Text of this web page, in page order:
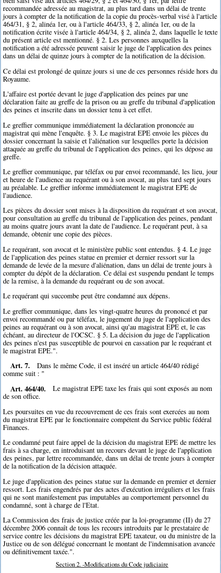
recommandée adressée au magistrat, au plus tard dans un délai de trente
jours à compter de la notification de la copie du procès-verbal visé à l'article
464/31, § 2, alinéa 1er, ou à l'article 464/33, § 2, alinéa 1er, ou de la
notification écrite visée à l'article 464/34, § 2, alinéa 2, dans laquelle le texte
du présent article est mentionné. § 2. Les personnes auxquelles la
notification a été adressée peuvent saisir le juge de l'application des peines
dans un délai de quinze jours à compter de la notification de la décision.
Ce délai est prolongé de quinze jours si une de ces personnes réside hors du
Royaume.
L'affaire est portée devant le juge d'application des peines par une
déclaration faite au greffe de la prison ou au greffe du tribunal d'application
des peines et inscrite dans un dossier tenu à cet effet.
Le greffier communique immédiatement la déclaration prononcée au
magistrat qui mène l'enquête. § 3. Le magistrat EPE envoie les pièces du
dossier concernant la saisie et l'aliénation sur lesquelles porte la décision
attaquée au greffe du tribunal de l'application des peines, qui les dépose au
greffe.
Le greffier communique, par téléfax ou par envoi recommandé, les lieu, jour
et heure de l'audience au requérant ou à son avocat, au plus tard sept jours
au préalable. Le greffier informe immédiatement le magistrat EPE de
l'audience.
Les pièces du dossier sont mises à la disposition du requérant et son avocat,
pour consultation au greffe du tribunal de l'application des peines, pendant
au moins quatre jours avant la date de l'audience. Le requérant peut, à sa
demande, obtenir une copie des pièces.
Le requérant, son avocat et le ministère public sont entendus. § 4. Le juge
de l'application des peines statue en premier et dernier ressort sur la
demande de levée de la mesure d'aliénation, dans un délai de trente jours à
compter du dépôt de la déclaration. Ce délai est suspendu pendant le temps
de la remise, à la demande du requérant ou de son avocat.
Le requérant qui succombe peut être condamné aux dépens.
Le greffier communique, dans les vingt-quatre heures du prononcé et par
envoi recommandé ou par téléfax, le jugement du juge de l'application des
peines au requérant ou à son avocat, ainsi qu'au magistrat EPE et, le cas
échéant, au directeur de l'OCSC. § 5. La décision du juge de l'application
des peines n'est pas susceptible de pourvoi en cassation par le requérant et
le magistrat EPE.".
Art. 7.
Dans le même Code, il est inséré un article 464/40 rédigé
comme suit : "
Art. 464/40.
Le magistrat EPE taxe les frais qui sont exposés au nom
de son office.
Les poursuites en vue du recouvrement de ces frais sont exercées au nom
du magistrat EPE par le fonctionnaire compétent du Service public fédéral
Finances.
Le condamné peut faire appel de la décision du magistrat EPE de mettre les
frais à sa charge, en introduisant un recours devant le juge de l'application
des peines, par lettre recommandée, dans un délai de trente jours à compter
de la notification de la décision attaquée.
Le juge d'application des peines statue sur la demande en premier et dernier
ressort. Les frais engendrés par des actes d'exécution irréguliers et les frais
qui ne sont manifestement pas imputables au comportement personnel du
condamné, sont à charge de l'Etat.
La Commission des frais de justice créée par la loi-programme (II) du 27
décembre 2006 connaît de tous les recours introduits par le prestataire de
service contre les décisions du magistrat EPE taxateur, ou du ministre de la
Justice ou de son délégué concernant le montant de l'indemnisation avancée
ou définitivement taxée.".
Section 2. -Modifications du Code judiciaire